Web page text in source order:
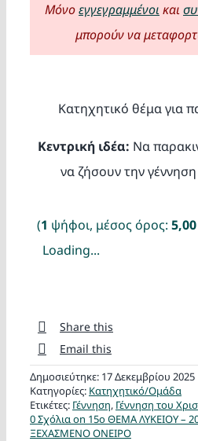
Μόνοεγγεγραμμένοικαι
μπορούν να
Κατηχητικό θέμα για
Κεντρική ιδέα: Να
να ζήσουν την
(1 ψήφοι, μέσος όρος: 5,00
Loading...
Share this
Email this
Δημοσιεύτηκε: 17 Δεκεμβρίου 2025
Κατηγορίες: Κατηχητικό/Ομάδα
Ετικέτες: Γέννηση, Γέννηση του
0 Σχόλιαon 15ο ΘΕΜΑ ΛΥΚΕΙΟΥ –
ΞΕΧΑΣΜΕΝΟ ΟΝΕΙΡΟ